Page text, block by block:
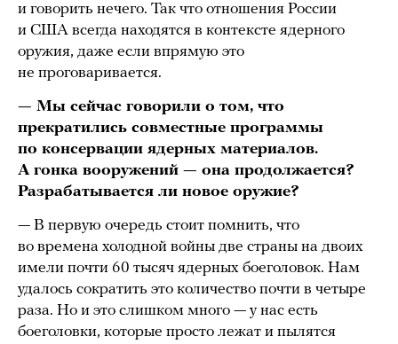
и говорить нечего. Так что отношения России
и США всегда находятся в контексте ядерного
оружия, даже если впрямую это
не проговаривается.
— Мы сейчас говорили о том, что
прекратились совместные программы
по консервации ядерных материалов.
А гонка вооружений — она продолжается?
Разрабатывается ли новое оружие?
— В первую очередь стоит помнить, что
во времена холодной войны две страны на двоих
имели почти 60 тысяч ядерных боеголовок. Нам
удалось сократить это количество почти в четыре
раза. Но и это слишком много — у нас есть
боеголовки, которые просто лежат и пылятся